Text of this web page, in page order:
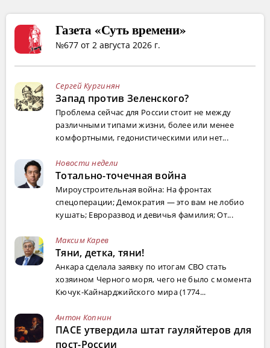
Газета «Суть времени»
№677 от 2 августа 2026 г.
Сергей Кургинян
Запад против Зеленского?
Проблема сейчас для России стоит не между
различными типами жизни, более или менее
комфортными, гедонистическими или нет...
Новости недели
Тотально-точечная война
Мироустроительная война: На фронтах
спецоперации; Демократия — это вам не лобио
кушать; Евроразвод и девичья фамилия; От...
Максим Карев
Тяни, детка, тяни!
Анкара сделала заявку по итогам СВО стать
хозяином Черного моря, чего не было с момента
Кючук-Кайнарджийского мира (1774...
Антон Копнин
ПАСЕ утвердила штат гауляйтеров для
пост-России